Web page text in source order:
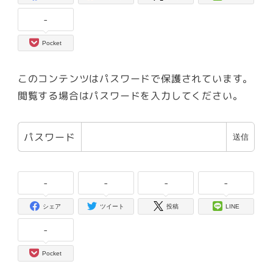
-
Pocket
このコンテンツはパスワードで保護されています。
閲覧する場合はパスワードを入力してください。
パスワード
-
シェア
-
ツイート
-
投稿
-
LINE
-
Pocket